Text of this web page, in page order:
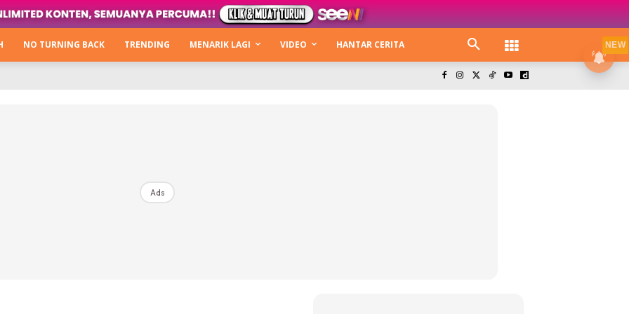
Hijabista
Next Level
NO TURNING BACK TRENDING MENARIK LAGI VIDEO HANTAR CERITA
Ads
NEW